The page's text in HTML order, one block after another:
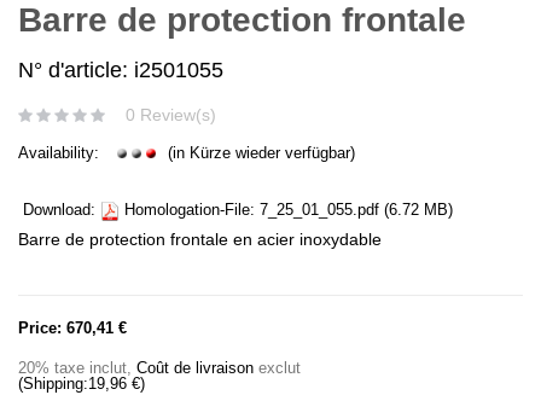
Barre de protection frontale
N° d'article: i2501055
0 Review(s)
Availability: (in Kürze wieder verfügbar)
Download: Homologation-File: 7_25_01_055.pdf (6.72 MB)
Barre de protection frontale en acier inoxydable
Price: 670,41 €
20% taxe inclut, Coût de livraison exclut
(Shipping:19,96 €)